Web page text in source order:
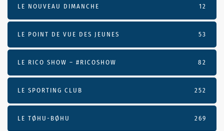
LE NOUVEAU DIMANCHE 12
LE POINT DE VUE DES JEUNES 53
LE RICO SHOW – #RICOSHOW 82
LE SPORTING CLUB 252
LE TØHU-BØHU 269